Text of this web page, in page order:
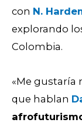
con N.
explorando
Colombia.
«Me gustaría
que hablan